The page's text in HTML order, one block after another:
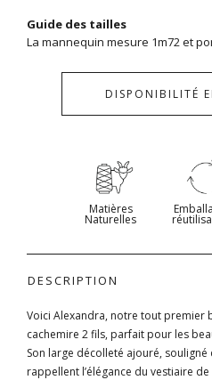
Guide des tailles
La mannequin mesure 1m72 et
DISPONIBILITÉ
Matières
Naturelles
DESCRIPTION
Voici Alexandra, notre tout premier
cachemire 2 fils, parfait pour les
Son large décolleté ajouré, souligné
rappellent l’élégance du vestiaire